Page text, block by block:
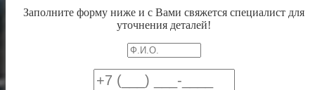
Заполните форму ниже и с Вами свяжется специалист для
уточнения деталей!